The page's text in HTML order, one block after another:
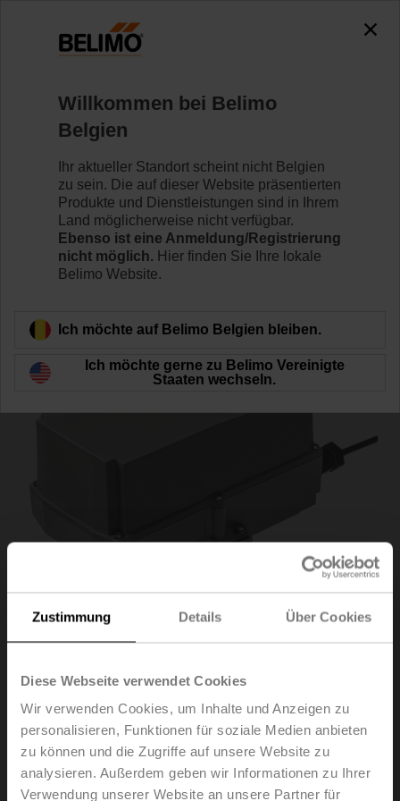
Zustimmung Details Über Cookies
Diese Webseite verwendet Cookies
Wir verwenden Cookies, um Inhalte und Anzeigen zu
personalisieren, Funktionen für soziale Medien anbieten
zu können und die Zugriffe auf unsere Website zu
analysieren. Außerdem geben wir Informationen zu Ihrer
Verwendung unserer Website an unsere Partner für
SR24P-5
Mehr erfahren
Zurück zur Produktkategorie
SR24P-5
Drehantrieb (RobustLine), 20 Nm, AC/DC 24 V, Auf/Zu,
3-Punkt, 90 s, IP66/67, F05
Willkommen bei Belimo
Belgien
Ihr aktueller Standort scheint nicht Belgien
zu sein. Die auf dieser Website präsentierten
Produkte und Dienstleistungen sind in Ihrem
Land möglicherweise nicht verfügbar.
Ebenso ist eine Anmeldung/Registrierung
nicht möglich. Hier finden Sie Ihre lokale
Belimo Website.
Ich möchte auf Belimo Belgien bleiben.
Ich möchte gerne zu Belimo Vereinigte
Staaten wechseln.